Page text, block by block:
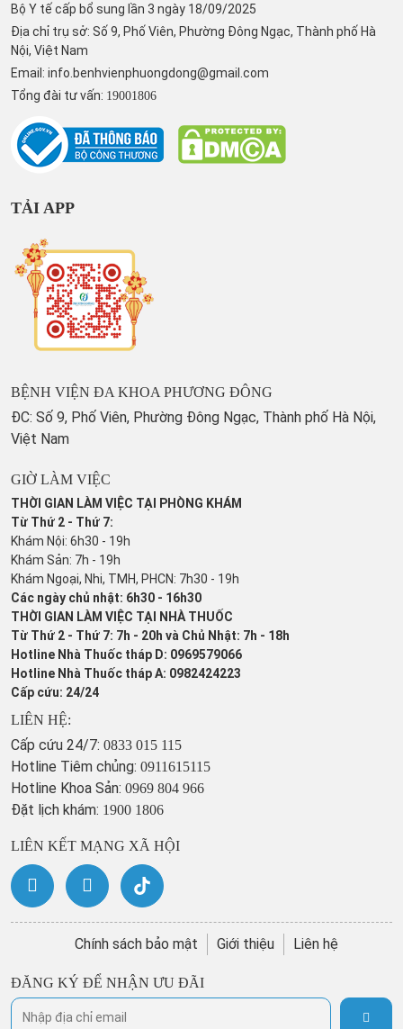
Bộ Y tế cấp bổ sung lần 3 ngày 18/09/2025
Địa chỉ trụ sở: Số 9, Phố Viên, Phường Đông Ngạc, Thành phố Hà
Nội, Việt Nam
Email: info.benhvienphuongdong@gmail.com
Tổng đài tư vấn: 19001806
TẢI APP
BỆNH VIỆN ĐA KHOA PHƯƠNG ĐÔNG
ĐC: Số 9, Phố Viên, Phường Đông Ngạc, Thành phố Hà Nội,
Việt Nam
GIỜ LÀM VIỆC
THỜI GIAN LÀM VIỆC TẠI PHÒNG KHÁM
Từ Thứ 2 - Thứ 7:
Khám Nội: 6h30 - 19h
Khám Sản: 7h - 19h
Khám Ngoại, Nhi, TMH, PHCN: 7h30 - 19h
Các ngày chủ nhật: 6h30 - 16h30
THỜI GIAN LÀM VIỆC TẠI NHÀ THUỐC
Từ Thứ 2 - Thứ 7: 7h - 20h và Chủ Nhật: 7h - 18h
Hotline Nhà Thuốc tháp D: 0969579066
Hotline Nhà Thuốc tháp A: 0982424223
Cấp cứu: 24/24
LIÊN HỆ:
Cấp cứu 24/7: 0833 015 115
Hotline Tiêm chủng: 0911615115
Hotline Khoa Sản: 0969 804 966
Đặt lịch khám: 1900 1806
LIÊN KẾT MẠNG XÃ HỘI
Chính sách bảo mật Giới thiệu Liên hệ
ĐĂNG KÝ ĐỂ NHẬN ƯU ĐÃI